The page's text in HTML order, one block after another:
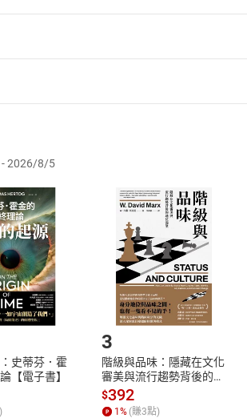
後段暨通訊交易解除權合理例外情事適用
表知悉本店鋪所銷售之商品為電子書，
貨退款。
時，請登入樂天市場，並於「我的訂單
，待審核通過後將為您辦理退款事宜。
位進行取消/退貨，恕無法以單支商品取
入購物車
cart
登入帳號
Login
Step2.登入
2026/8/5
史蒂芬．霍
【電子書】
3
階級與品味：隱藏在文化
審美與流行趨勢背後的地
位渴望【電子書】
$392
1 % (賺3點)